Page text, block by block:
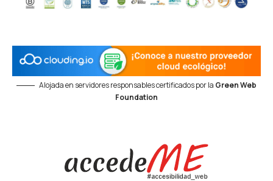
Alojada en servidores responsables certificados por la Green Web
Foundation